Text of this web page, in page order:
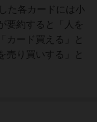
た各カードには小
要約すると「人を
カード買える」と
売り買いする」と